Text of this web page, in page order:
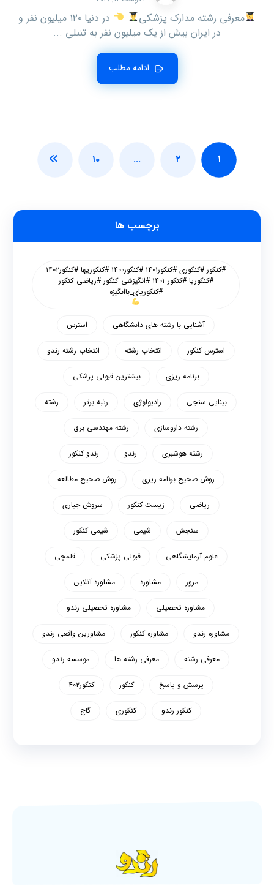
معرفی رشته مدارک پزشکی
در دنیا ۱۲۰ میلیون نفر و
در ایران بیش از یک میلیون نفر به تنبلی ...
ادامه مطلب
۱ ۲ … ۱۰
برچسب ها
#کنکور #کنکوری #کنکور۱۴۰۱ #کنکور۱۴۰۰ #کنکوریها #کنکور۱۴۰۲
#کنکوریا #کنکور_۱۴۰۱ #انگیزشی_کنکور #ریاضی_کنکور
#کنکوریای_باانگیزه
آشنایی با رشته های دانشگاهی استرس
استرس کنکور انتخاب رشته انتخاب رشته رندو
برنامه ریزی بیشترین قبولی پزشکی
بینایی سنجی رادیولوژی رتبه برتر رشته
رشته داروسازی رشته مهندسی برق
رشته هوشبری رندو رندو کنکور
روش صحیح برنامه ریزی روش صحیح مطالعه
ریاضی زیست کنکور سروش جباری
سنجش شیمی شیمی کنکور
علوم آزمایشگاهی قبولی پزشکی قلمچی
مرور مشاوره مشاوره آنلاین
مشاوره تحصیلی مشاوره تحصیلی رندو
مشاوره رندو مشاوره کنکور مشاورین واقعی رندو
معرفی رشته معرفی رشته ها موسسه رندو
پرسش و پاسخ کنکور کنکور۴۰۲
کنکور رندو کنکوری گاج